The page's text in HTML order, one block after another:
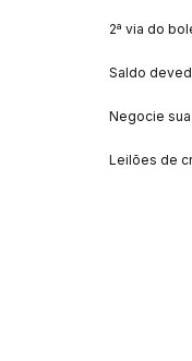
2ª via do
Saldo
Negocie
Leilões de